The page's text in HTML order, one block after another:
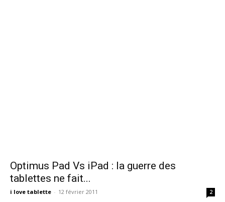
Optimus Pad Vs iPad : la guerre des
tablettes ne fait...
i love tablette - 12 février 2011 2